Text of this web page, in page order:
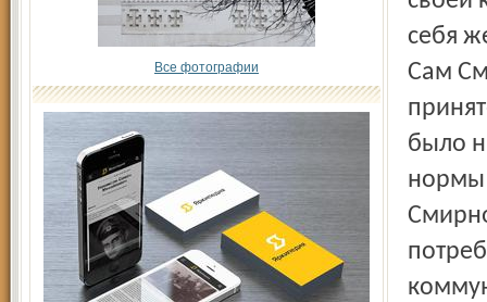
Все фотографии
себя
Сам
было
нормы